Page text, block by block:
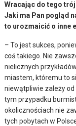
Wracając do tego
Jaki ma Pan pogląd
to urozmaicić o inne
– To jest sukces,
coś takiego. Nie
nielicznych
miastem, któremu to
niewątpliwie zależy
tym przypadku
okolicznościach nie
tych pobytach w